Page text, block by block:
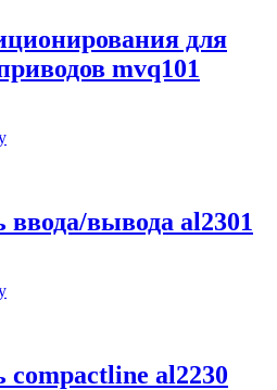
для
mvq101
вывода al2301
al2230